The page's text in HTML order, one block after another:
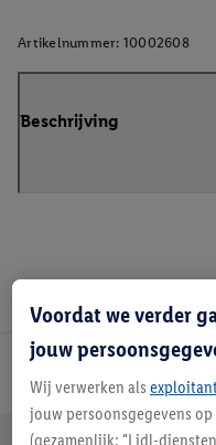
Artikelnummer: 10002608
Beschrijving
Voordat we verder
jouw
Wij verwerken als
jouw persoonsgegevens
(gezamenlijk: "Lidl-